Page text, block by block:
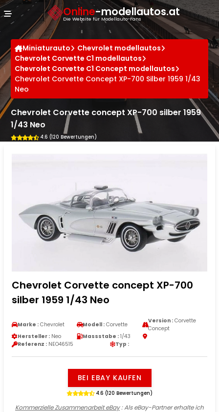
Online-modellautos.at
Die Website für Modellauto-Fans
Miniaturauto
Chevrolet modellautos
Chevrolet Corvette C1 modellautos
Chevrolet Corvette C1 Concept modellautos
Chevrolet Corvette Concept XP-700 Silber 1959 1/43
Neo
Chevrolet Corvette concept XP-700 silber 1959
1/43 Neo
4.6 (120 Bewertungen)
Chevrolet Corvette concept XP-700
silber 1959 1/43 Neo
Marke : Chevrolet Modell : Corvette
Version :Corvette
Concept
Hersteller : Neo Massstabe : 1/43
Referenz : NEO46515 Typ :
BEI EBAY KAUFEN
4.6 (120 Bewertungen)
Kommerzielle Zusammenarbeit eBay: Als eBay-Partner erhalte ich
Cookie-Einstellungen